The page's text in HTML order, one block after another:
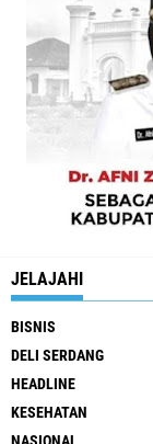
JELAJAHI
BISNIS
DELI SERDANG
HEADLINE
KESEHATAN